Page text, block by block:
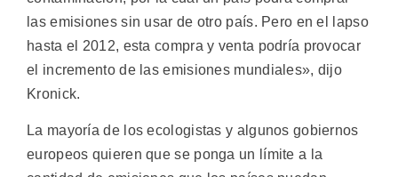
las emisiones sin usar de otro país. Pero en el lapso
hasta el 2012, esta compra y venta podría provocar
el incremento de las emisiones mundiales», dijo
Kronick.
La mayoría de los ecologistas y algunos gobiernos
europeos quieren que se ponga un límite a la